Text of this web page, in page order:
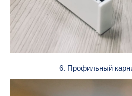
6. Профильный